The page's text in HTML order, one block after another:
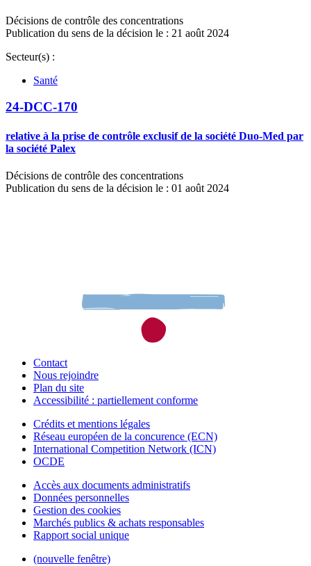
Décisions de contrôle des concentrations
Publication du sens de la décision le : 21 août 2024
Secteur(s) :
Santé
24-DCC-170
relative à la prise de contrôle exclusif de la société Duo-Med par
la société Palex
Décisions de contrôle des concentrations
Publication du sens de la décision le : 01 août 2024
Contact
Nous rejoindre
Plan du site
Accessibilité : partiellement conforme
Crédits et mentions légales
Réseau européen de la concurence (ECN)
International Competition Network (ICN)
OCDE
Accès aux documents administratifs
Données personnelles
Gestion des cookies
Marchés publics & achats responsables
Rapport social unique
(nouvelle fenêtre)